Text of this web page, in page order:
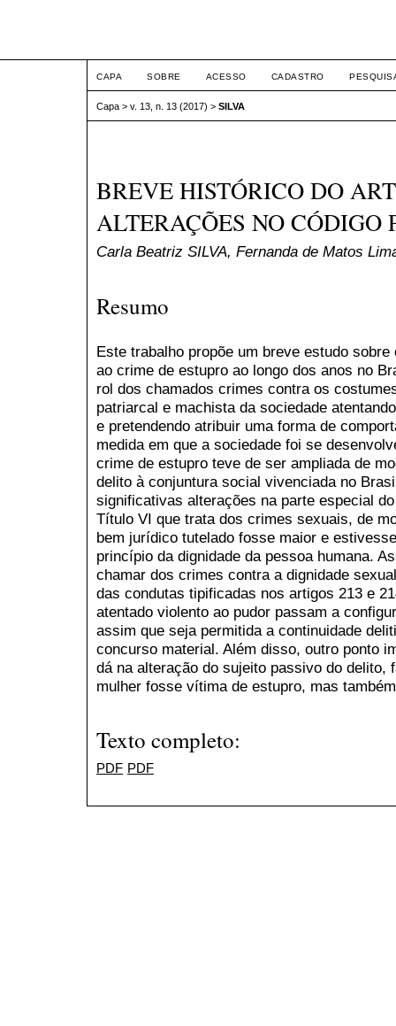
CAPA SOBRE ACESSO CADASTRO
Capa > v. 13, n. 13 (2017) > SILVA
BREVE HISTÓRICO DO
ALTERAÇÕES NO
Carla Beatriz SILVA, Fernanda de Matos
Resumo
Este trabalho propõe um breve estudo
ao crime de estupro ao longo dos anos no
rol dos chamados crimes contra os
patriarcal e machista da sociedade
e pretendendo atribuir uma forma de
medida em que a sociedade foi se
crime de estupro teve de ser ampliada de
delito à conjuntura social vivenciada no
significativas alterações na parte especial
Título VI que trata dos crimes sexuais, de
bem jurídico tutelado fosse maior e
princípio da dignidade da pessoa humana.
chamar dos crimes contra a dignidade
das condutas tipificadas nos artigos 213 e
atentado violento ao pudor passam a
assim que seja permitida a continuidade
concurso material. Além disso, outro ponto
dá na alteração do sujeito passivo do delito,
mulher fosse vítima de estupro, mas
Texto completo:
PDF PDF